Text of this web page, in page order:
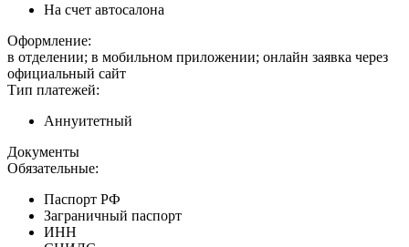
На счет автосалона
Оформление:
в отделении; в мобильном приложении; онлайн заявка через
официальный сайт
Тип платежей:
Аннуитетный
Документы
Обязательные:
Паспорт РФ
Заграничный паспорт
ИНН